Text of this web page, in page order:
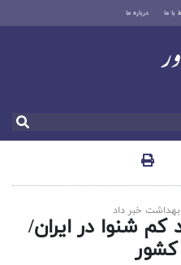
با ما درباره ما
خبر داد
۵۰۰۰ نوزاد کم شنوا در ایران/